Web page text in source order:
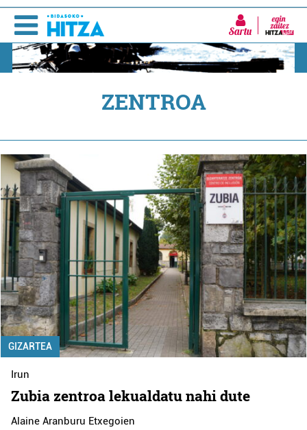
Sartu
ZENTROA
GIZARTEA
Irun
Zubia zentroa lekualdatu nahi dute
Alaine Aranburu Etxegoien